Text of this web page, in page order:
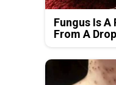
Fungus Is A
From A